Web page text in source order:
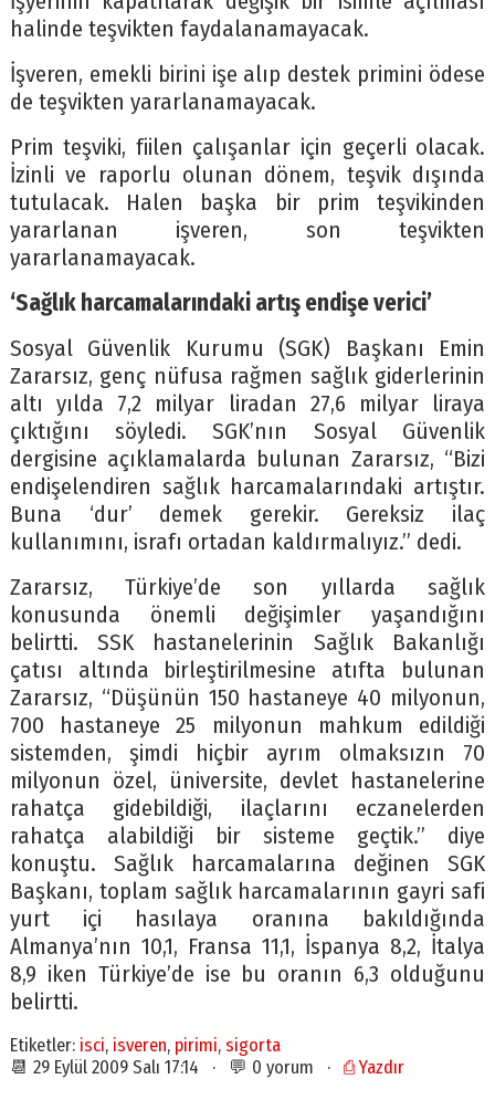
halinde teşvikten faydalanamayacak.
İşveren, emekli birini işe alıp destek primini ödese
de teşvikten yararlanamayacak.
Prim teşviki, fiilen çalışanlar için geçerli olacak.
İzinli ve raporlu olunan dönem, teşvik dışında
tutulacak. Halen başka bir prim teşvikinden
yararlanan işveren, son teşvikten
yararlanamayacak.
‘Sağlık harcamalarındaki artış endişe verici’
Sosyal Güvenlik Kurumu (SGK) Başkanı Emin
Zararsız, genç nüfusa rağmen sağlık giderlerinin
altı yılda 7,2 milyar liradan 27,6 milyar liraya
çıktığını söyledi. SGK’nın Sosyal Güvenlik
dergisine açıklamalarda bulunan Zararsız, “Bizi
endişelendiren sağlık harcamalarındaki artıştır.
Buna ‘dur’ demek gerekir. Gereksiz ilaç
kullanımını, israfı ortadan kaldırmalıyız.” dedi.
Zararsız, Türkiye’de son yıllarda sağlık
konusunda önemli değişimler yaşandığını
belirtti. SSK hastanelerinin Sağlık Bakanlığı
çatısı altında birleştirilmesine atıfta bulunan
Zararsız, “Düşünün 150 hastaneye 40 milyonun,
700 hastaneye 25 milyonun mahkum edildiği
sistemden, şimdi hiçbir ayrım olmaksızın 70
milyonun özel, üniversite, devlet hastanelerine
rahatça gidebildiği, ilaçlarını eczanelerden
rahatça alabildiği bir sisteme geçtik.” diye
konuştu. Sağlık harcamalarına değinen SGK
Başkanı, toplam sağlık harcamalarının gayri safi
yurt içi hasılaya oranına bakıldığında
Almanya’nın 10,1, Fransa 11,1, İspanya 8,2, İtalya
8,9 iken Türkiye’de ise bu oranın 6,3 olduğunu
belirtti.
Etiketler: isci, isveren, pirimi, sigorta
📆 29 Eylül 2009 Salı 17:14 · 💬 0 yorum · ⎙ Yazdır